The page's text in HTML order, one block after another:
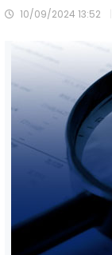
10/09/2024 13:52